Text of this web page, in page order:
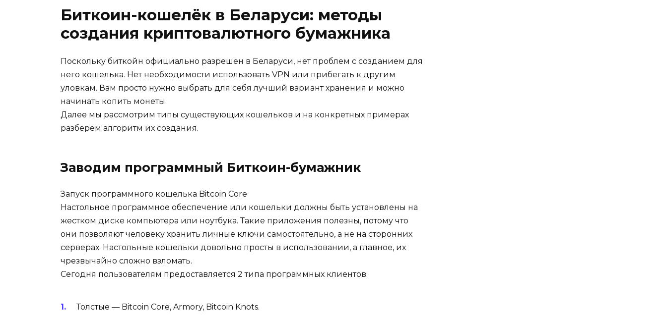
Биткоин-кошелёк в Беларуси: методы
создания криптовалютного бумажника
Поскольку биткойн официально разрешен в Беларуси, нет проблем с созданием для
него кошелька. Нет необходимости использовать VPN или прибегать к другим
уловкам. Вам просто нужно выбрать для себя лучший вариант хранения и можно
начинать копить монеты.
Далее мы рассмотрим типы существующих кошельков и на конкретных примерах
разберем алгоритм их создания.
Заводим программный Биткоин-бумажник
Запуск программного кошелька Bitcoin Core
Настольное программное обеспечение или кошельки должны быть установлены на
жестком диске компьютера или ноутбука. Такие приложения полезны, потому что
они позволяют человеку хранить личные ключи самостоятельно, а не на сторонних
серверах. Настольные кошельки довольно просты в использовании, а главное, их
чрезвычайно сложно взломать.
Сегодня пользователям предоставляется 2 типа программных клиентов:
Толстые — Bitcoin Core, Armory, Bitcoin Knots.